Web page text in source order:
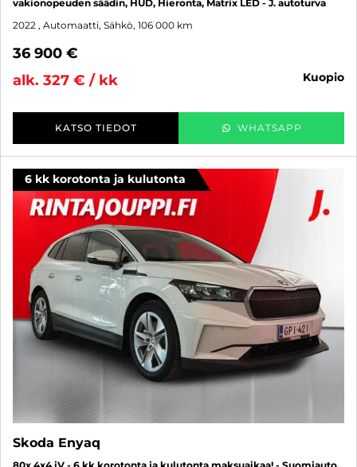
vakionopeuden säädin, HUD, Hieronta, Matrix LED - J. autoturva
2022 , Automaatti, Sähkö, 106 000 km
36 900 €
alk. 327 € / kk
kuopio
KATSO TIEDOT WHATSAPP
6 kk korotonta ja kulutonta
Skoda Enyaq